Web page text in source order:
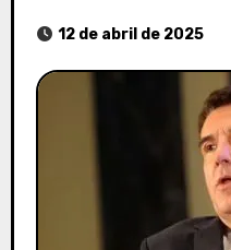
12 de abril de 2025